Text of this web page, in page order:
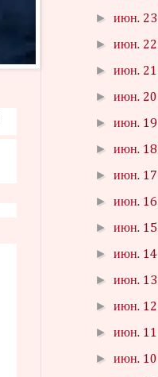
►июн. 23
►июн. 22
►июн. 21
►июн. 20
►июн. 19
►июн. 18
►июн. 17
►июн. 16
►июн. 15
►июн. 14
►июн. 13
►июн. 12
►июн. 11
►июн. 10